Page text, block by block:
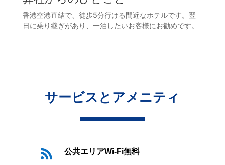
香港空港直結で、徒歩5分行ける間近なホテルです。翌
日に乗り継ぎがあり、一泊したいお客様にお勧めです。
サービスとアメニティ
 公共エリアWi-Fi無料